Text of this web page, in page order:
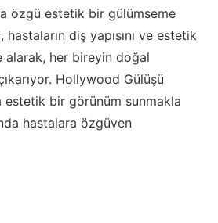
özgü estetik bir gülümseme
diş yapısını ve estetik
her bireyin doğal
Hollywood Gülüşü
estetik bir görünüm sunmakla
hastalara özgüven